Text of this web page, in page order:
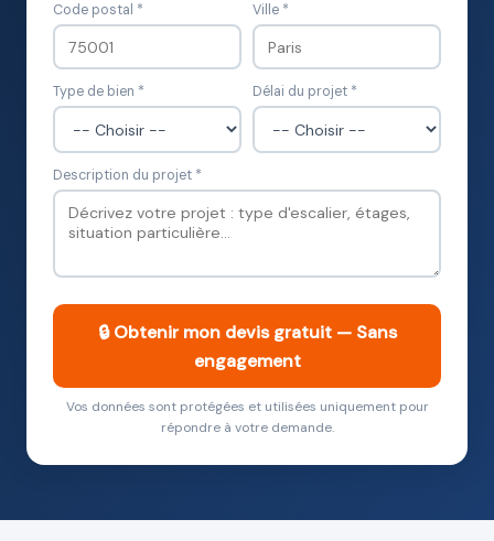
Code postal * Ville *
Type de bien * Délai du projet *
Description du projet *
🔒 Obtenir mon devis gratuit — Sans
engagement
Vos données sont protégées et utilisées uniquement pour
répondre à votre demande.